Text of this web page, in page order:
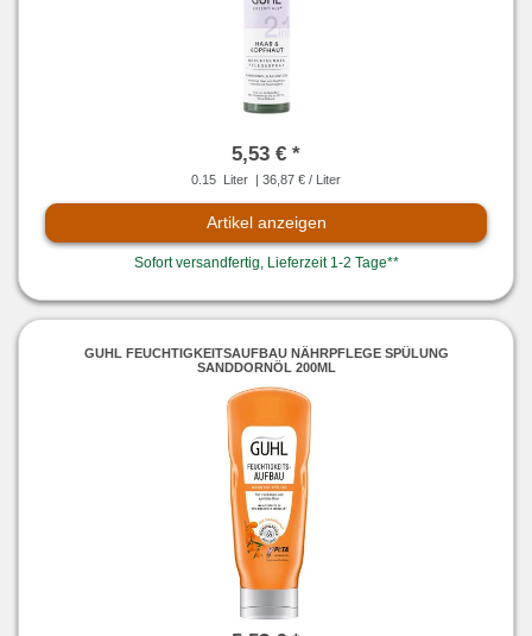
5,53 € *
0.15 Liter | 36,87 € / Liter
Artikel anzeigen
Sofort versandfertig, Lieferzeit 1-2 Tage**
GUHL FEUCHTIGKEITSAUFBAU NÄHRPFLEGE SPÜLUNG
SANDDORNÖL 200ML